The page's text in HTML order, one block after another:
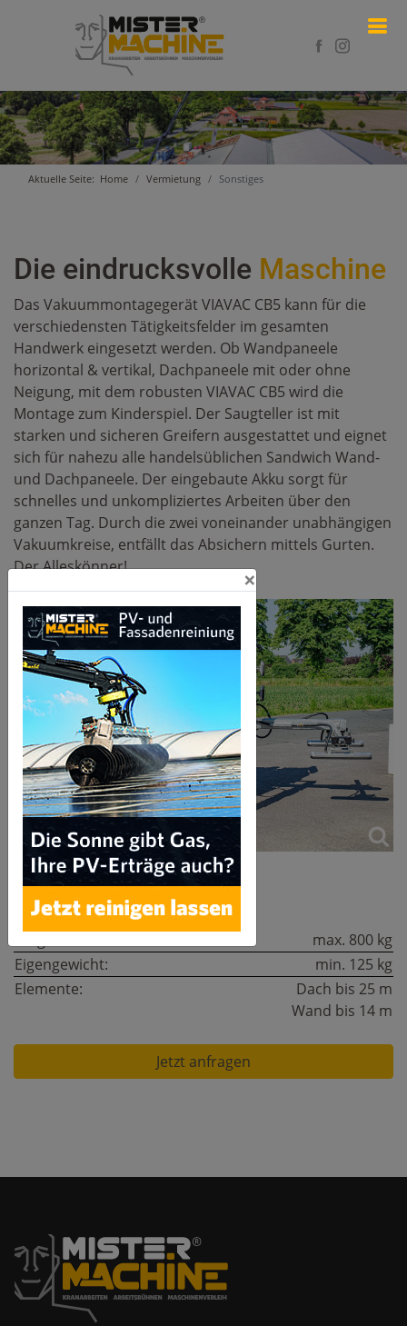
Aktuelle Seite: Home Vermietung Sonstiges
Die eindrucksvolle Maschine
Das Vakuummontagegerät VIAVAC CB5 kann für die
verschiedensten Tätigkeitsfelder im gesamten
Handwerk eingesetzt werden. Ob Wandpaneele
horizontal & vertikal, Dachpaneele mit oder ohne
Neigung, mit dem robusten VIAVAC CB5 wird die
Montage zum Kinderspiel. Der Saugteller ist mit
starken und sicheren Greifern ausgestattet und eignet
sich für nahezu alle handelsüblichen Sandwich Wand-
und Dachpaneele. Der eingebaute Akku sorgt für
schnelles und unkompliziertes Arbeiten über den
ganzen Tag. Durch die zwei voneinander unabhängigen
Vakuumkreise, entfällt das Absichern mittels Gurten.
Der Alleskönner!
Technische Daten:
max. 800 kg
Eigengewicht:
min. 125 kg
Elemente:
Dach bis 25 m
Wand bis 14 m
Jetzt anfragen
×